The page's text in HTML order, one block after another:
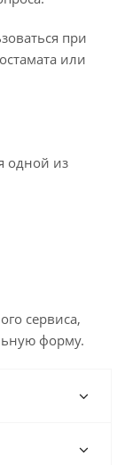
при
или
одной из
сервиса,
форму.